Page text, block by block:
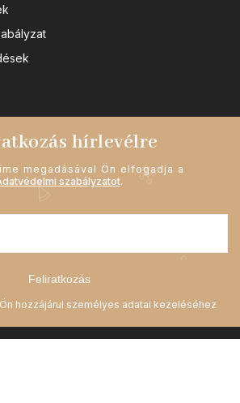
hírlevélre
megadásával Ön elfogadja a
szabályzatot.
Feliratkozás